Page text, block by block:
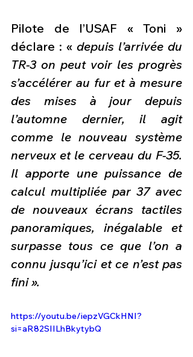
Pilote de l’USAF « Toni »
déclare : « depuis l’arrivée du
TR-3 on peut voir les progrès
s’accélérer au fur et à mesure
des mises à jour depuis
l’automne dernier, il agit
comme le nouveau système
nerveux et le cerveau du F-35.
Il apporte une puissance de
calcul multipliée par 37 avec
de nouveaux écrans tactiles
panoramiques, inégalable et
surpasse tous ce que l’on a
connu jusqu’ici et ce n’est pas
fini ».
https://youtu.be/iepzVGCkHNI?
si=aR82SIILhBkytybQ